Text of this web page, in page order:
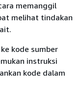
memanggil
melihat tindakan
kode sumber
instruksi
kode dalam